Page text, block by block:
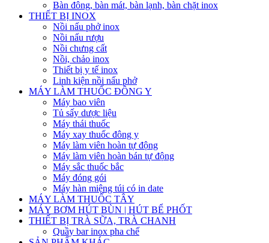
Bàn đông, bàn mát, bàn lạnh, bàn chặt inox
THIẾT BỊ INOX
Nồi nấu phở inox
Nồi nấu rượu
Nồi chưng cất
Nồi, chảo inox
Thiết bị y tế inox
Linh kiện nồi nấu phở
MÁY LÀM THUỐC ĐÔNG Y
Máy bao viên
Tủ sấy dược liệu
Máy thái thuốc
Máy xay thuốc đông y
Máy làm viên hoàn tự động
Máy làm viên hoàn bán tự động
Máy sắc thuốc bắc
Máy đóng gói
Máy hàn miệng túi có in date
MÁY LÀM THUỐC TÂY
MÁY BƠM HÚT BÙN | HÚT BỂ PHỐT
THIẾT BỊ TRÀ SỮA, TRÀ CHANH
Quầy bar inox pha chế